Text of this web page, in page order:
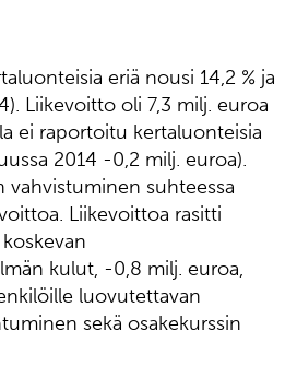
eriä nousi 14,2 % ja
Liikevoitto oli 7,3 milj. euroa
ei raportoitu kertaluonteisia
2014 -0,2 milj. euroa).
vahvistuminen suhteessa
Liikevoittoa rasitti
kulut, -0,8 milj. euroa,
luovutettavan
sekä osakekurssin